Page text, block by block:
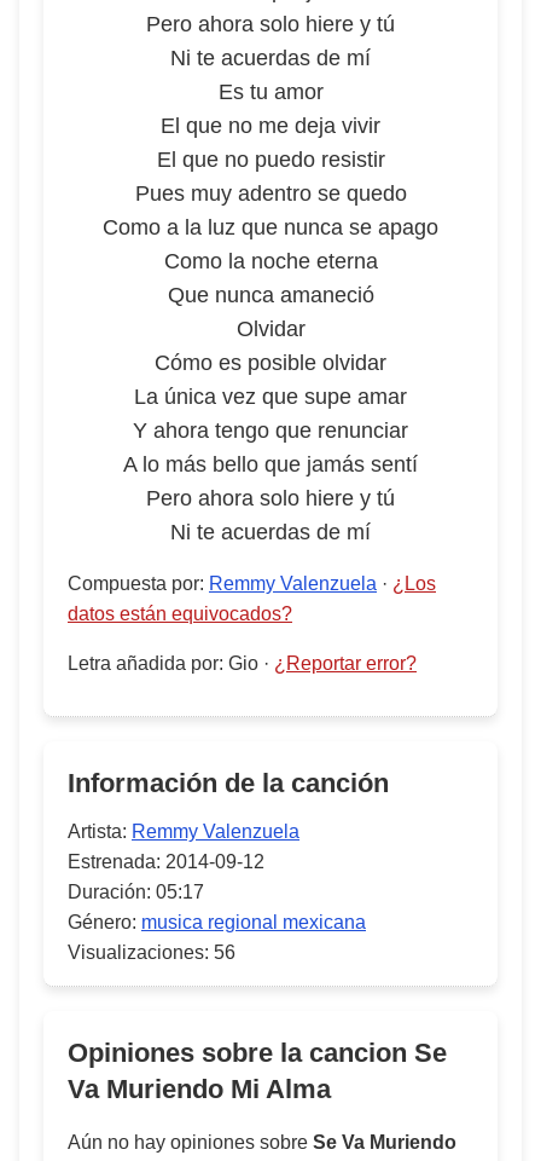
Pero ahora solo hiere y tú
Ni te acuerdas de mí
Es tu amor
El que no me deja vivir
El que no puedo resistir
Pues muy adentro se quedo
Como a la luz que nunca se apago
Como la noche eterna
Que nunca amaneció
Olvidar
Cómo es posible olvidar
La única vez que supe amar
Y ahora tengo que renunciar
A lo más bello que jamás sentí
Pero ahora solo hiere y tú
Ni te acuerdas de mí
Compuesta por: Remmy Valenzuela · ¿Los
datos están equivocados?
Letra añadida por: Gio · ¿Reportar error?
Información de la canción
Artista: Remmy Valenzuela
Estrenada: 2014-09-12
Duración: 05:17
Género: musica regional mexicana
Visualizaciones: 56
Opiniones sobre la cancion Se
Va Muriendo Mi Alma
Aún no hay opiniones sobre Se Va Muriendo